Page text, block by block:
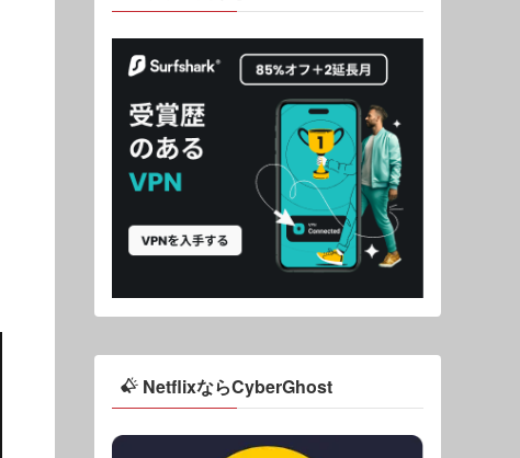
NetflixならCyberGhost